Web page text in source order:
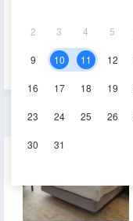
2 3 4 5
9 10 11 12
16 17 18 19
23 24 25 26
30 31